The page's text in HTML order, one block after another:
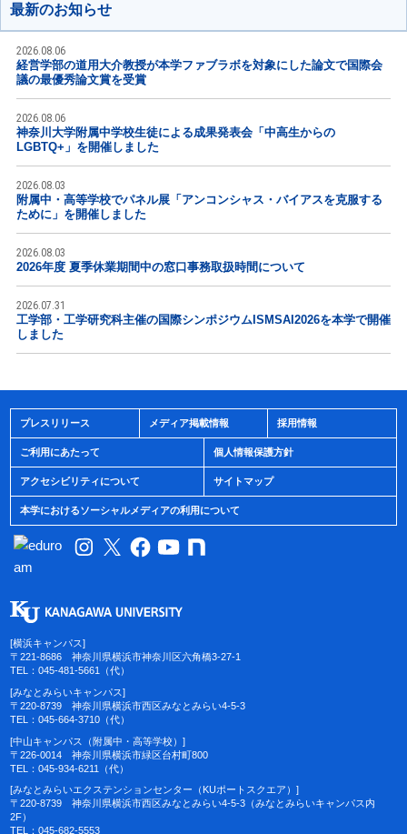
最新のお知らせ
2026.08.06
経営学部の道用大介教授が本学ファブラボを対象にした論文で国際会
議の最優秀論文賞を受賞
2026.08.06
神奈川大学附属中学校生徒による成果発表会「中高生からの
LGBTQ+」を開催しました
2026.08.03
附属中・高等学校でパネル展「アンコンシャス・バイアスを克服する
ために」を開催しました
2026.08.03
2026年度 夏季休業期間中の窓口事務取扱時間について
2026.07.31
工学部・工学研究科主催の国際シンポジウムISMSAI2026を本学で開催
しました
プレスリリース メディア掲載情報 採用情報
ご利用にあたって 個人情報保護方針
アクセシビリティについて サイトマップ
本学におけるソーシャルメディアの利用について
[横浜キャンパス]
〒221-8686 神奈川県横浜市神奈川区六角橋3-27-1
TEL：045-481-5661（代）
[みなとみらいキャンパス]
〒220-8739 神奈川県横浜市西区みなとみらい4-5-3
TEL：045-664-3710（代）
[中山キャンパス（附属中・高等学校）]
〒226-0014 神奈川県横浜市緑区台村町800
TEL：045-934-6211（代）
[みなとみらいエクステンションセンター（KUポートスクエア）]
〒220-8739 神奈川県横浜市西区みなとみらい4-5-3（みなとみらいキャンパス内
2F）
TEL：045-682-5553